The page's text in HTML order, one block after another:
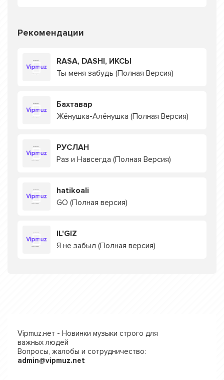
Рекомендации
RASA, DASHI, ИКСЫ
Ты меня забудь (Полная Версия)
Бахтавар
Жёнушка-Алёнушка (Полная Версия)
РУСЛАН
Раз и Навсегда (Полная Версия)
hatikoali
GO (Полная версия)
IL'GIZ
Я не забыл (Полная версия)
Vipmuz.нет - Новинки музыки строго для
важных людей
Вопросы, жалобы и сотрудничество:
admin@vipmuz.net